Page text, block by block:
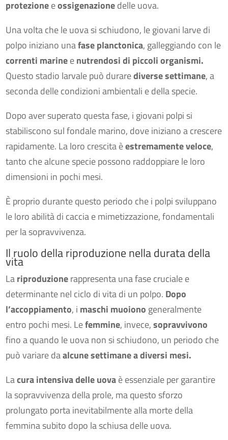
protezioneeossigenazionedelle uova.
Una volta che le uova si schiudono, le giovani larve di
polpo iniziano unafase planctonica, galleggiando con le
correnti marineenutrendosi di piccoli organismi.
Questo stadio larvale può durarediverse settimane, a
seconda delle condizioni ambientali e della specie.
Dopo aver superato questa fase, i giovani polpi si
stabiliscono sul fondale marino, dove iniziano a crescere
rapidamente. La loro crescita èestremamente veloce,
tanto che alcune specie possono raddoppiare le loro
dimensioni in pochi mesi.
È proprio durante questo periodo che i polpi sviluppano
le loro abilità di caccia e mimetizzazione, fondamentali
per la sopravvivenza.
Il ruolo della riproduzione nella durata della
vita
Lariproduzionerappresenta una fase cruciale e
determinante nel ciclo di vita di un polpo. Dopo
l’accoppiamento, i maschi muoiono generalmente
entro pochi mesi. Lefemmine, invece,sopravvivono
fino a quando le uova non si schiudono, un periodo che
può variare daalcune settimane a diversi mesi.
Lacura intensiva delle uovaè essenziale per garantire
la sopravvivenza della prole, ma questo sforzo
prolungato porta inevitabilmente alla morte della
femmina subito dopo la schiusa delle uova.